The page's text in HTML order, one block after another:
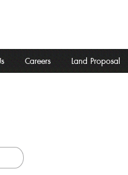
Careers Land Proposal